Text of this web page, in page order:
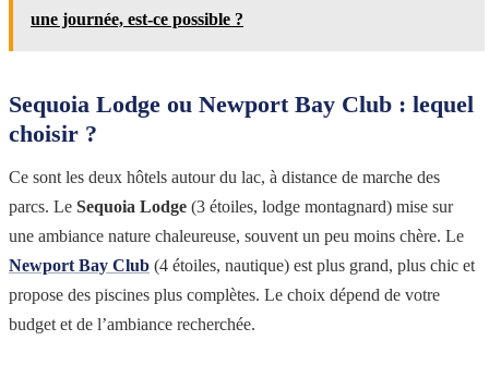
une journée, est-ce possible ?
Sequoia Lodge ou Newport Bay Club : lequel
choisir ?
Ce sont les deux hôtels autour du lac, à distance de marche des
parcs. Le Sequoia Lodge (3 étoiles, lodge montagnard) mise sur
une ambiance nature chaleureuse, souvent un peu moins chère. Le
Newport Bay Club (4 étoiles, nautique) est plus grand, plus chic et
propose des piscines plus complètes. Le choix dépend de votre
budget et de l’ambiance recherchée.